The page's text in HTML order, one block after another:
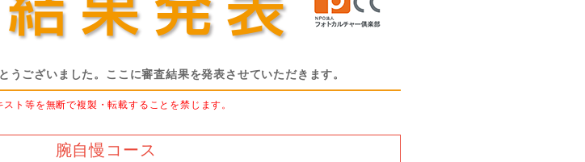
うございました。 ここに審査結果を発表させていただきます。
ト等を無断で複製・転載することを禁じます。
腕自慢コース